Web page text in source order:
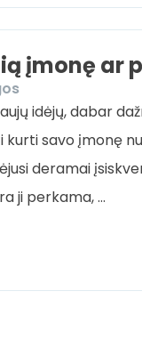
įmonę ar
idėjų, dabar
savo įmonę
deramai
ji perkama, …